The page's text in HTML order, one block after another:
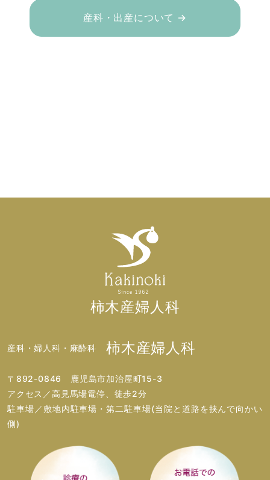
産科・出産について →
柿木産婦人科
産科・婦人科・麻酔科 柿木産婦人科
〒892-0846 鹿児島市加治屋町15-3
アクセス／高見馬場電停、徒歩2分
駐車場／敷地内駐車場・第二駐車場(当院と道路を挟んで向かい
側)